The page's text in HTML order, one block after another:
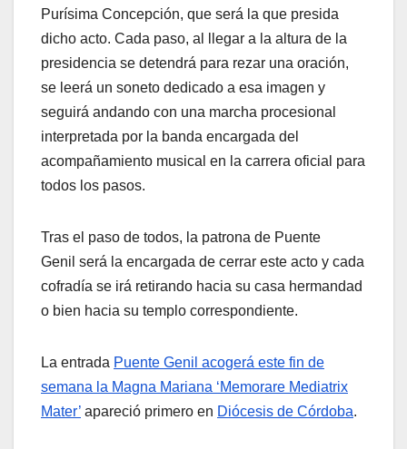
Purísima Concepción, que será la que presida
dicho acto. Cada paso, al llegar a la altura de la
presidencia se detendrá para rezar una oración,
se leerá un soneto dedicado a esa imagen y
seguirá andando con una marcha procesional
interpretada por la banda encargada del
acompañamiento musical en la carrera oficial para
todos los pasos.
Tras el paso de todos, la patrona de Puente
Genil será la encargada de cerrar este acto y cada
cofradía se irá retirando hacia su casa hermandad
o bien hacia su templo correspondiente.
La entrada Puente Genil acogerá este fin de
semana la Magna Mariana ‘Memorare Mediatrix
Mater’ apareció primero en Diócesis de Córdoba.